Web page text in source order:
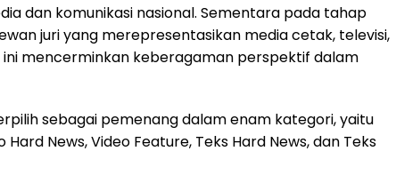
dan komunikasi nasional. Sementara pada tahap
juri yang merepresentasikan media cetak, televisi,
ini mencerminkan keberagaman perspektif dalam
sebagai pemenang dalam enam kategori, yaitu
News, Video Feature, Teks Hard News, dan Teks